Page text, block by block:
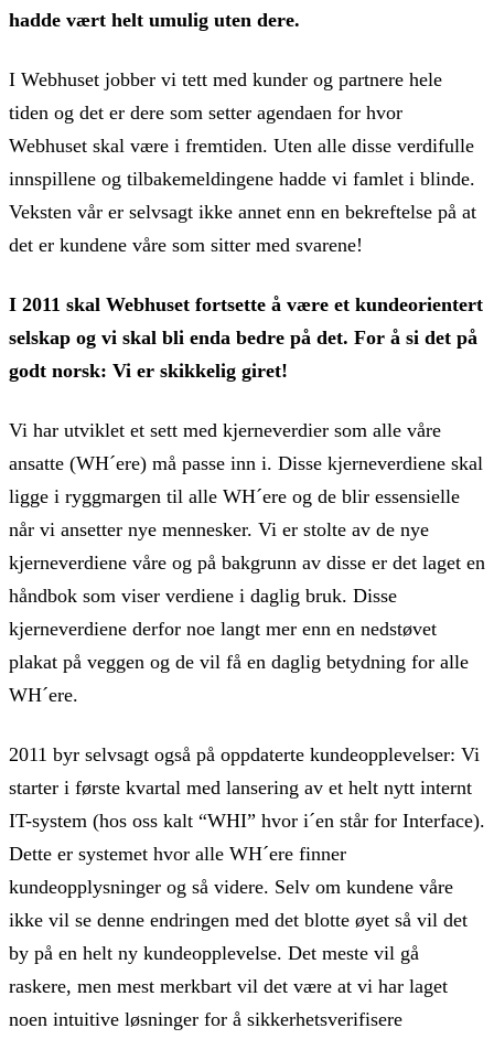
hadde vært helt umulig uten dere.
‍I Webhuset jobber vi tett med kunder og partnere hele
tiden og det er dere som setter agendaen for hvor
Webhuset skal være i fremtiden. Uten alle disse verdifulle
innspillene og tilbakemeldingene hadde vi famlet i blinde.
Veksten vår er selvsagt ikke annet enn en bekreftelse på at
det er kundene våre som sitter med svarene!
I 2011 skal Webhuset fortsette å være et kundeorientert
selskap og vi skal bli enda bedre på det. For å si det på
godt norsk: Vi er skikkelig giret!
‍Vi har utviklet et sett med kjerneverdier som alle våre
ansatte (WH´ere) må passe inn i. Disse kjerneverdiene skal
ligge i ryggmargen til alle WH´ere og de blir essensielle
når vi ansetter nye mennesker. Vi er stolte av de nye
kjerneverdiene våre og på bakgrunn av disse er det laget en
håndbok som viser verdiene i daglig bruk. Disse
kjerneverdiene derfor noe langt mer enn en nedstøvet
plakat på veggen og de vil få en daglig betydning for alle
WH´ere.
2011 byr selvsagt også på oppdaterte kundeopplevelser: Vi
starter i første kvartal med lansering av et helt nytt internt
IT-system (hos oss kalt “WHI” hvor i´en står for Interface).
Dette er systemet hvor alle WH´ere finner
kundeopplysninger og så videre. Selv om kundene våre
ikke vil se denne endringen med det blotte øyet så vil det
by på en helt ny kundeopplevelse. Det meste vil gå
raskere, men mest merkbart vil det være at vi har laget
noen intuitive løsninger for å sikkerhetsverifisere